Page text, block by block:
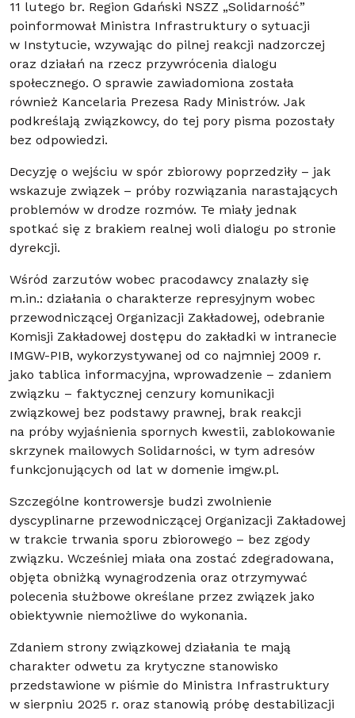
11 lutego br. Region Gdański NSZZ „Solidarność”
poinformował Ministra Infrastruktury o sytuacji
w Instytucie, wzywając do pilnej reakcji nadzorczej
oraz działań na rzecz przywrócenia dialogu
społecznego. O sprawie zawiadomiona została
również Kancelaria Prezesa Rady Ministrów. Jak
podkreślają związkowcy, do tej pory pisma pozostały
bez odpowiedzi.
Decyzję o wejściu w spór zbiorowy poprzedziły – jak
wskazuje związek – próby rozwiązania narastających
problemów w drodze rozmów. Te miały jednak
spotkać się z brakiem realnej woli dialogu po stronie
dyrekcji.
Wśród zarzutów wobec pracodawcy znalazły się
m.in.: działania o charakterze represyjnym wobec
przewodniczącej Organizacji Zakładowej, odebranie
Komisji Zakładowej dostępu do zakładki w intranecie
IMGW-PIB, wykorzystywanej od co najmniej 2009 r.
jako tablica informacyjna, wprowadzenie – zdaniem
związku – faktycznej cenzury komunikacji
związkowej bez podstawy prawnej, brak reakcji
na próby wyjaśnienia spornych kwestii, zablokowanie
skrzynek mailowych Solidarności, w tym adresów
funkcjonujących od lat w domenie imgw.pl.
Szczególne kontrowersje budzi zwolnienie
dyscyplinarne przewodniczącej Organizacji Zakładowej
w trakcie trwania sporu zbiorowego – bez zgody
związku. Wcześniej miała ona zostać zdegradowana,
objęta obniżką wynagrodzenia oraz otrzymywać
polecenia służbowe określane przez związek jako
obiektywnie niemożliwe do wykonania.
Zdaniem strony związkowej działania te mają
charakter odwetu za krytyczne stanowisko
przedstawione w piśmie do Ministra Infrastruktury
w sierpniu 2025 r. oraz stanowią próbę destabilizacji